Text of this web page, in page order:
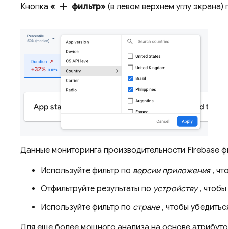
Кнопка « add фильтр» (в левом верхнем углу
Данные мониторинга производительности Firebase
Используйте фильтр по версии приложения,
Отфильтруйте результаты по устройству, чтобы
Используйте фильтр по стране, чтобы